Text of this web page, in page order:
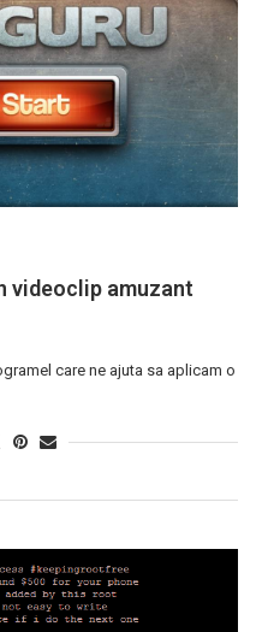
videoclip amuzant
care ne ajuta sa aplicam o